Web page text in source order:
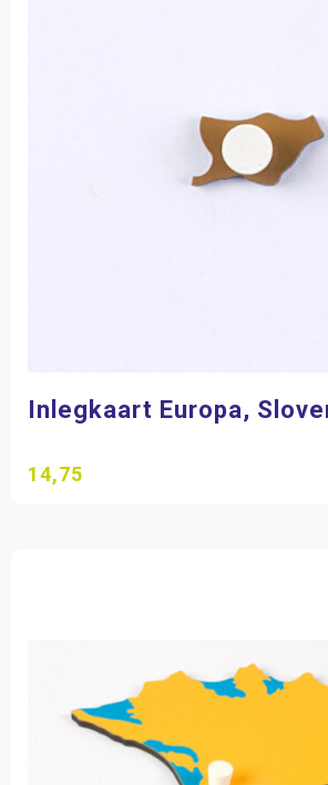
Inlegkaart Europa,
14,75